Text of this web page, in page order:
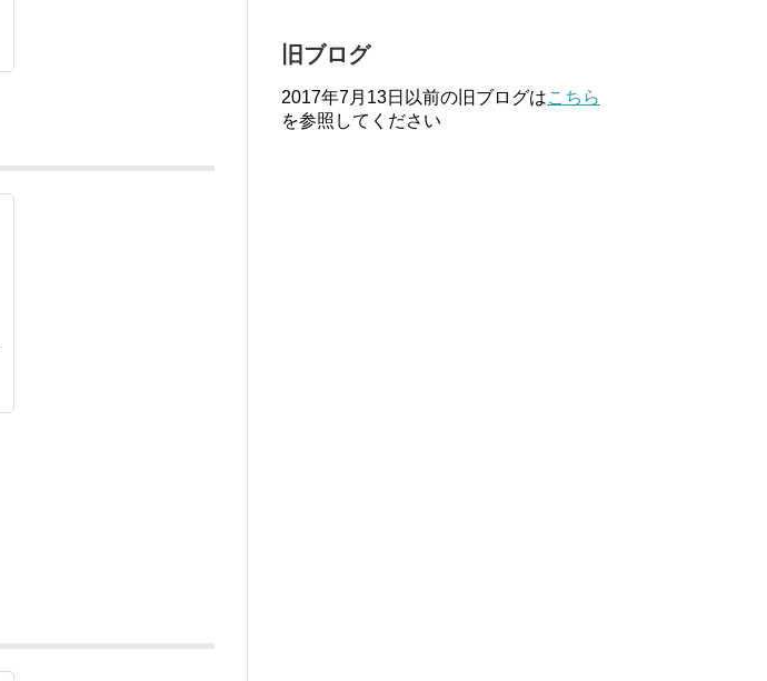
旧ブログ
2017年7月13日以前の旧ブログはこちら
を参照してください